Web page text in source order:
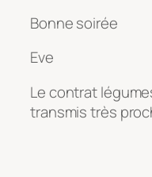
Bonne soirée
Eve
Le contrat
transmis très